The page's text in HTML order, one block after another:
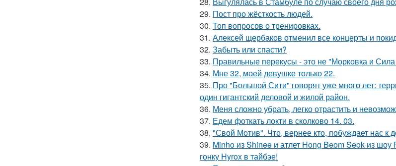
29. Пост про жёсткость людей.
30. Топ вопросов о тренировках.
31. Алексей щербаков отменил все концерты и
32. Забыть или спасти?
33. Правильные перекусы - это не "Морковка и
34. Мне 32, моей девушке только 22.
35. Про "Большой Сити" говорят уже много лет:
один гигантский деловой и жилой район.
36. Меня сложно убрать, легко отрастить и
37. Едем фоткать локти в сколково 14. 03.
38. "Свой Мотив". Что, вернее кто, побуждает нас к
39. Minho из Shinee и атлет Hong Beom Seok из
гонку Hyrox в тайбэе!